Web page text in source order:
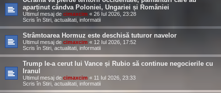
aparținut cândva Poloniei, Ungariei și României
Ultimul mesaj de cimaxcim « 26 Iul 2026, 23:28
Scris în Stiri, actualitati, informatii
Strâmtoarea Hormuz este deschisă tuturor navelor
Ultimul mesaj de cimaxcim « 12 Iul 2026, 17:52
Scris în Stiri, actualitati, informatii
Trump le-a cerut lui Vance și Rubio să continue negocierile cu
Iranul
Ultimul mesaj de cimaxcim « 11 Iul 2026, 23:33
Scris în Stiri, actualitati, informatii